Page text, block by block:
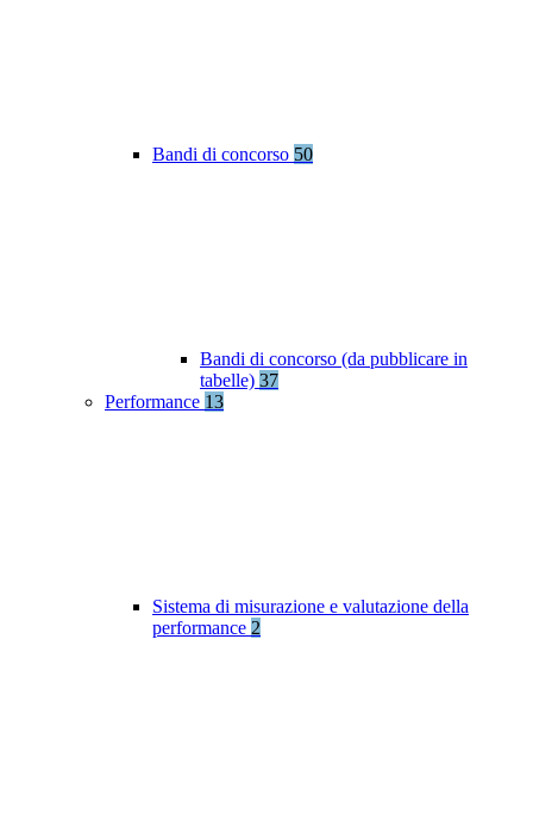
Bandi di concorso 50
Bandi di concorso (da pubblicare in
tabelle) 37
Performance 13
Sistema di misurazione e valutazione della
performance 2